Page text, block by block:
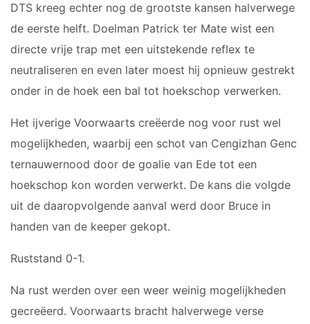
JO9-1
JO9-2JM
JO9-3
JO9-4JM
JO9-5
JO10-2 JM
JO10-3
JO10-4 JM
JO10-5
JO10-6 JM
JO10-7
DTS kreeg echter nog de grootste kansen halverwege
de eerste helft. Doelman Patrick ter Mate wist een
directe vrije trap met een uitstekende reflex te
neutraliseren en even later moest hij opnieuw gestrekt
onder in de hoek een bal tot hoekschop verwerken.
Het ijverige Voorwaarts creëerde nog voor rust wel
mogelijkheden, waarbij een schot van Cengizhan Genc
ternauwernood door de goalie van Ede tot een
hoekschop kon worden verwerkt. De kans die volgde
uit de daaropvolgende aanval werd door Bruce in
handen van de keeper gekopt.
Ruststand 0-1.
Na rust werden over een weer weinig mogelijkheden
gecreëerd. Voorwaarts bracht halverwege verse